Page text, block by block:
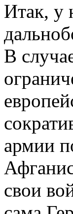
Итак, у
В
армии
свои